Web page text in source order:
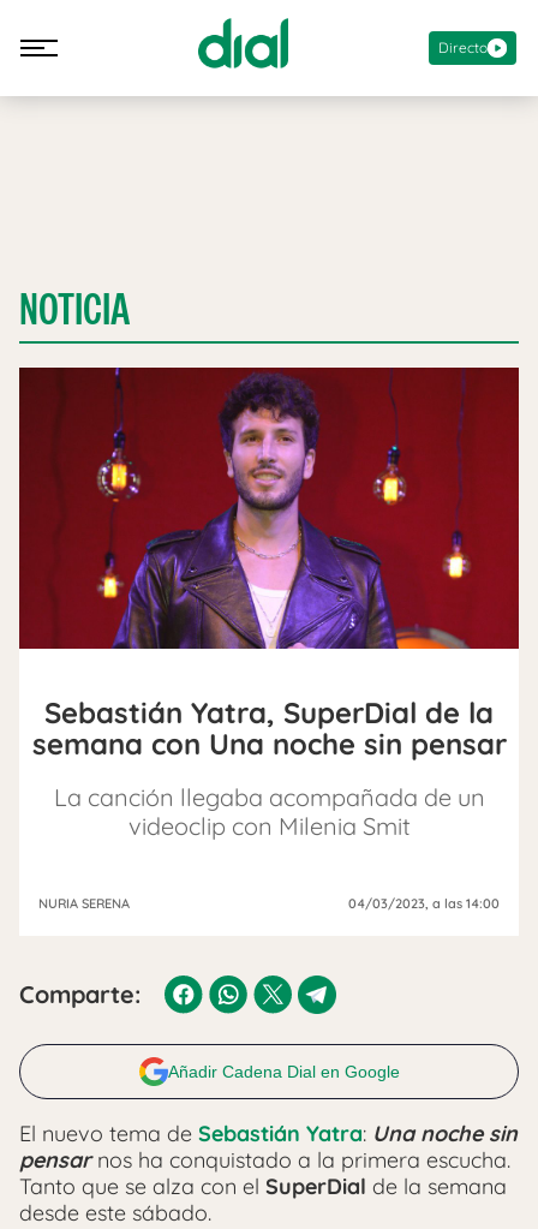
Directo
NOTICIA
Sebastián Yatra, SuperDial de la
semana con Una noche sin pensar
La canción llegaba acompañada de un
videoclip con Milenia Smit
NURIA SERENA 04/03/2023, a las 14:00
Comparte:
Añadir Cadena Dial en Google
El nuevo tema de Sebastián Yatra: Una noche sin
pensarnos ha conquistado a la primera escucha.
Tanto que se alza con el SuperDial de la semana
desde este sábado.